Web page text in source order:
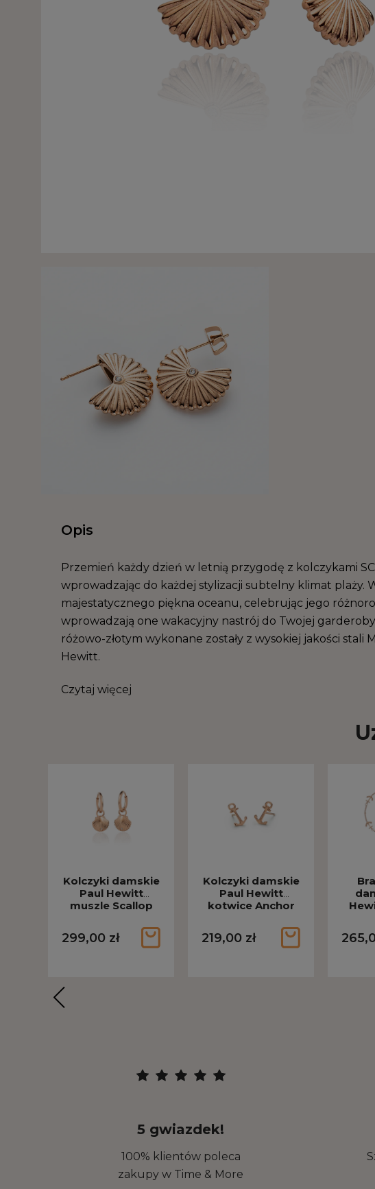
Opis
Przemień każdy dzień w letnią przygodę z kolczykami
wprowadzając do każdej stylizacji subtelny klimat plaży.
majestatycznego piękna oceanu, celebrując jego
wprowadzają one wakacyjny nastrój do Twojej
różowo-złotym wykonane zostały z wysokiej jakości
Hewitt.
Czytaj więcej
Kolczyki damskie
Paul Hewitt
muszle Scallop
JE-1821
299,00 zł
Kolczyki damskie
Paul Hewitt
kotwice Anchor
JE-0162
219,00 zł
złota
5 gwiazdek!
100% klientów poleca
zakupy w Time & More